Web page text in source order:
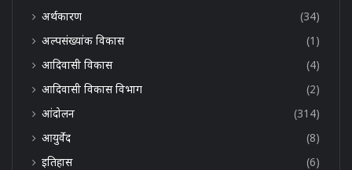
अर्थकारण
(34)
अल्पसंख्यांक विकास
(1)
आदिवासी विकास
(4)
आदिवासी विकास विभाग
(2)
आंदोलन
(314)
आयुर्वेद
(8)
इतिहास
(6)